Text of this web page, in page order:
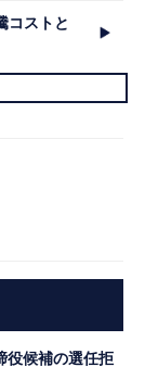
コストと
役候補の選任拒